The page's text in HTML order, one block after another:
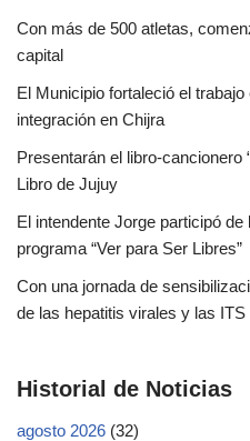
Con más de 500 atletas,
capital
El Municipio fortaleció el
integración en Chijra
Presentarán el libro-cancionero
Libro de Jujuy
El intendente Jorge participó
programa “Ver para Ser Libres”
Con una jornada de
de las hepatitis virales y las ITS
Historial de Noticias
agosto 2026 (32)